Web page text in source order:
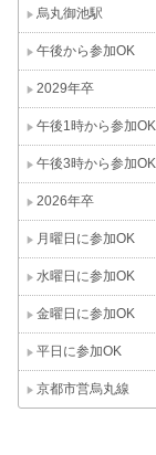
烏丸御池駅
午後から参加OK
2029年卒
午後1時から参加OK
午後3時から参加OK
2026年卒
月曜日に参加OK
水曜日に参加OK
金曜日に参加OK
平日に参加OK
京都市営烏丸線